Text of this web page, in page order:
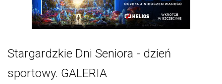
Stargardzkie Dni Seniora - dzień
sportowy. GALERIA